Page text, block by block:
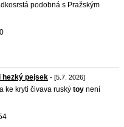
podobná s Pražským
pejsek - [5.7. 2026]
ke kryti čivava ruský toy není